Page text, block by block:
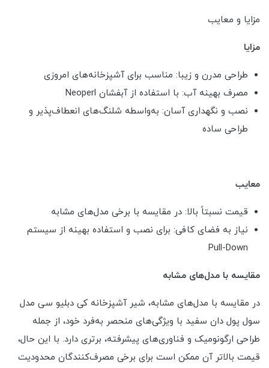
مزایا و معایب
مزایا
طراحی مدرن و زیبا: مناسب برای آشپزخانه‌های امروزی
مصرف بهینه آب: با استفاده از آبفشان Neoperl
نصب و نگهداری آسان: به‌واسطه شلنگ‌های انعطاف‌پذیر و
طراحی ساده
معایب
قیمت نسبتاً بالا: در مقایسه با برخی مدل‌های مشابه
نیاز به فضای کافی: برای نصب و استفاده بهینه از سیستم
Pull-Down
مقایسه با مدل‌های مشابه
در مقایسه با مدل‌های مشابه، شیر آشپزخانه کی دبلیو سی مدل
سول پول دان سفید با ویژگی‌های منحصر به‌فرد خود، از جمله
طراحی ارگونومیک و فناوری‌های پیشرفته، برتری دارد. با این حال،
قیمت بالاتر آن ممکن است برای برخی مصرف‌کنندگان محدودیت